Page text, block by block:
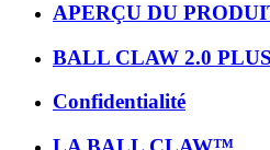
APERÇU DU
BALL CLAW 2.0
Confidentialité